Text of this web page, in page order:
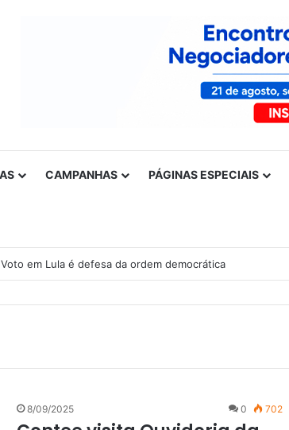
CAMPANHAS PÁGINAS ESPECIAIS
Voto em Lula é defesa da ordem democrática
8/09/2025 0 702